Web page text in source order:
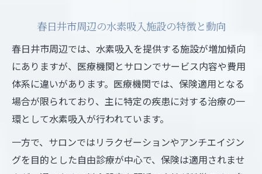
春日井市周辺の水素吸入施設の特徴と動向
春日井市周辺では、水素吸入を提供する施設が増加傾向
にありますが、医療機関とサロンでサービス内容や費用
体系に違いがあります。医療機関では、保険適用となる
場合が限られており、主に特定の疾患に対する治療の一
環として水素吸入が行われています。
一方で、サロンではリラクゼーションやアンチエイジン
グを目的とした自由診療が中心で、保険は適用されませ